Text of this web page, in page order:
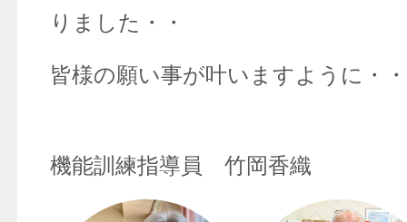
りました・・
皆様の願い事が叶いますように・・
機能訓練指導員 竹岡香織